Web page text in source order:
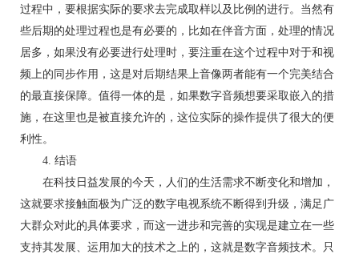
过程中，要根据实际的要求去完成取样以及比例的进行。当然有
些后期的处理过程也是有必要的，比如在伴音方面，处理的情况
居多，如果没有必要进行处理时，要注重在这个过程中对于和视
频上的同步作用，这是对后期结果上音像两者能有一个完美结合
的最直接保障。值得一体的是，如果数字音频想要采取嵌入的措
施，在这里也是被直接允许的，这位实际的操作提供了很大的便
利性。
4. 结语
在科技日益发展的今天，人们的生活需求不断变化和增加，
这就要求接触面极为广泛的数字电视系统不断得到升级，满足广
大群众对此的具体要求，而这一进步和完善的实现是建立在一些
支持其发展、运用加大的技术之上的，这就是数字音频技术。只